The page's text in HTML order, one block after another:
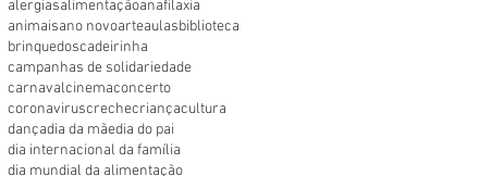
alergiasalimentaçãoanafilaxia
animaisano novoarteaulasbiblioteca
brinquedoscadeirinha
campanhas de solidariedade
carnavalcinemaconcerto
coronaviruscrechecriançacultura
dançadia da mãedia do pai
dia internacional da família
dia mundial da alimentação